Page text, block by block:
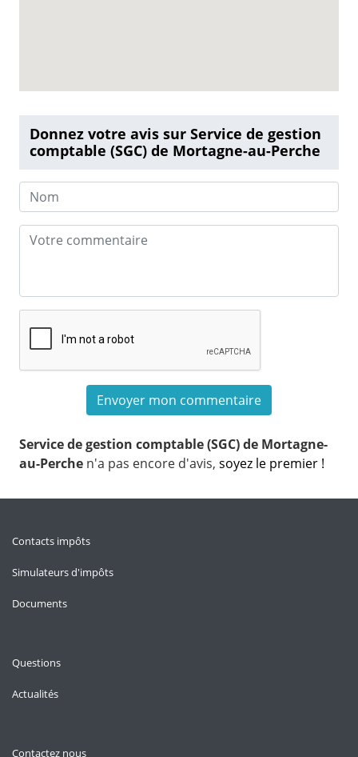
Donnez votre avis sur Service de gestion
comptable (SGC) de Mortagne-au-Perche
Service de gestion comptable (SGC) de Mortagne-
au-Perche n'a pas encore d'avis, soyez le premier !
Contacts impôts
Simulateurs d'impôts
Documents
Questions
Actualités
Contactez nous